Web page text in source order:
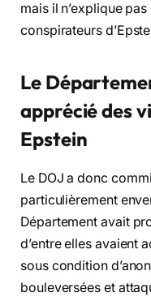
mais il n’explique
conspirateurs
Le
apprécié des
Epstein
Le DOJ a donc
particulièrement
Département avait
d’entre elles avaient
sous condition
bouleversées et